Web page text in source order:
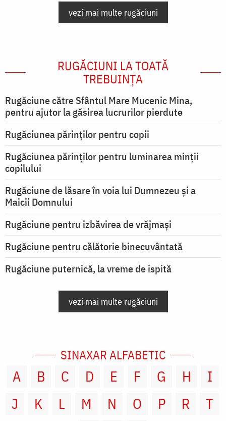
vezi mai multe rugăciuni
RUGĂCIUNI LA TOATĂ
TREBUINȚA
Rugăciune către Sfântul Mare Mucenic Mina,
pentru ajutor la găsirea lucrurilor pierdute
Rugăciunea părinților pentru copii
Rugăciunea părinților pentru luminarea minţii
copilului
Rugăciune de lăsare în voia lui Dumnezeu şi a
Maicii Domnului
Rugăciune pentru izbăvirea de vrăjmași
Rugăciune pentru călătorie binecuvântată
Rugăciune puternică, la vreme de ispită
vezi mai multe rugăciuni
SINAXAR ALFABETIC
A B C D E F G H
I
J
K L M N O P R
T